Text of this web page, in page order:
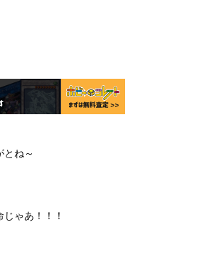
とね～
ゃあ！！！